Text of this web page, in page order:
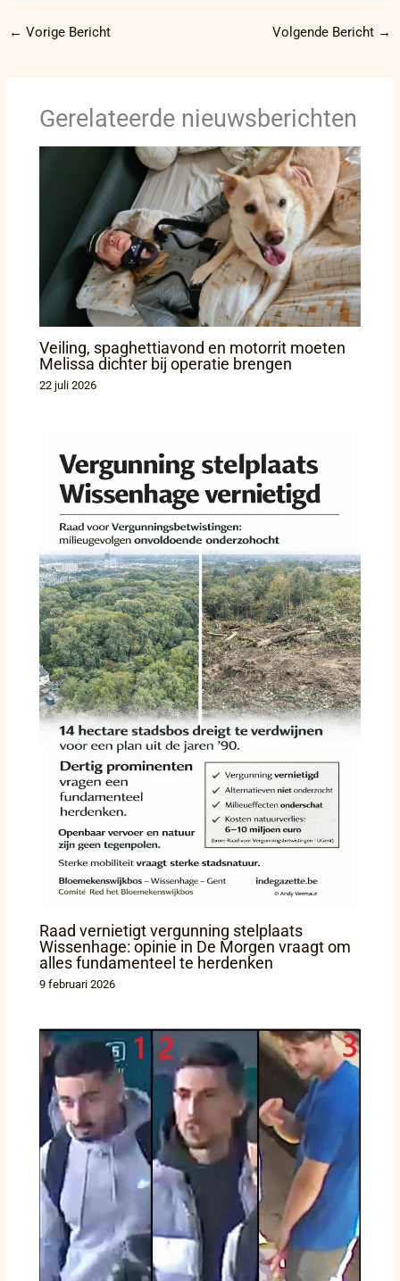
← Vorige Bericht Volgende Bericht →
Gerelateerde nieuwsberichten
Veiling, spaghettiavond en motorrit moeten
Melissa dichter bij operatie brengen
22 juli 2026
Raad vernietigt vergunning stelplaats
Wissenhage: opinie in De Morgen vraagt om
alles fundamenteel te herdenken
9 februari 2026